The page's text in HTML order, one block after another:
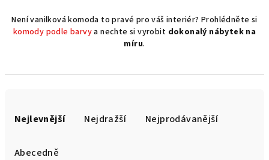
Není vanilková komoda to pravé pro váš interiér? Prohlédněte si
komody podle barvya nechte si vyrobit dokonalý nábytek na
míru.
Nejlevnější Nejdražší Nejprodávanější
Abecedně